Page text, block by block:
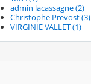
admin lacassagne (2)
Christophe Prevost (3)
VIRGINIE VALLET (1)